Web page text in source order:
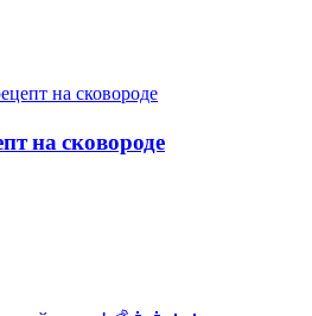
на сковороде